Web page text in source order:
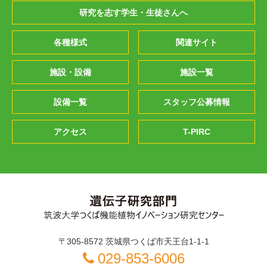
研究を志す学生・生徒さんへ
各種様式 関連サイト
施設・設備 施設一覧
設備一覧 スタッフ公募情報
アクセス T-PIRC
〒305-8572 茨城県つくば市天王台1-1-1
029-853-6006